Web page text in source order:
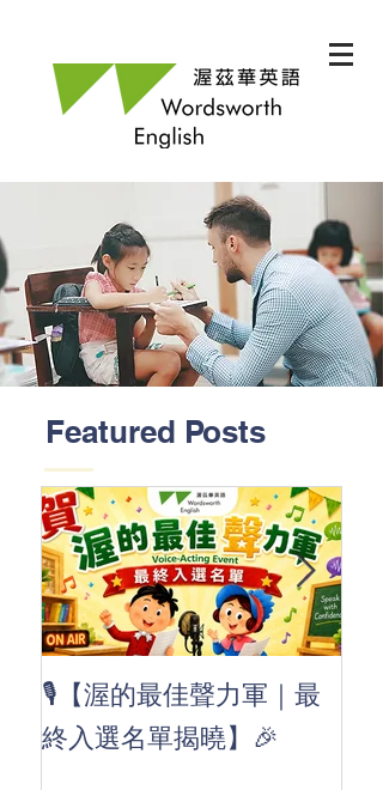
Featured Posts
🎙️【渥的最佳聲力軍｜最
終入選名單揭曉】🎉